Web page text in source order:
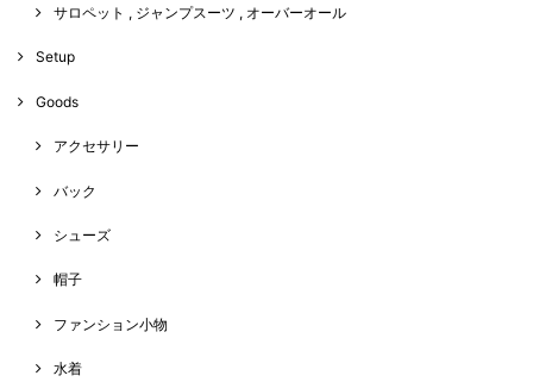
サロペット , ジャンプスーツ , オーバーオール
Setup
Goods
アクセサリー
バック
シューズ
帽子
ファンション小物
水着